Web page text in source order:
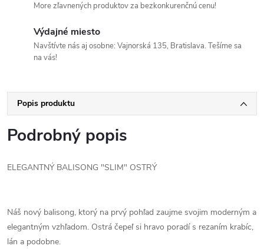
More zľavnených produktov za bezkonkurenčnú cenu!
Výdajné miesto
Navštívte nás aj osobne: Vajnorská 135, Bratislava. Tešíme sa
na vás!
Popis produktu
Podrobný popis
ELEGANTNÝ BALISONG "SLIM" OSTRÝ
Náš nový balisong, ktorý na prvý pohľad zaujme svojim moderným a
elegantným vzhľadom. Ostrá čepeľ si hravo poradí s rezaním krabíc,
lán a podobne.